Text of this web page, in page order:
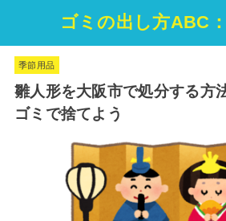
ゴミの出し方ABC
季節用品
雛人形を大阪市で処分する方
ゴミで捨てよう